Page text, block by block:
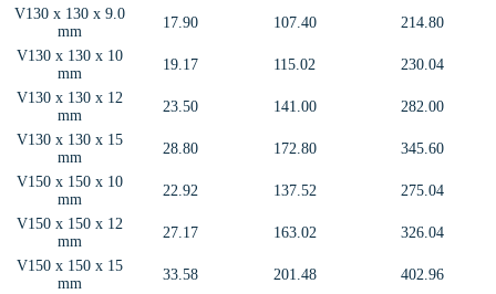
V130 x 130 x 9.0
mm
17.90 107.40
214.80
V130 x 130 x 10
mm
19.17 115.02
230.04
V130 x 130 x 12
mm
23.50 141.00
282.00
V130 x 130 x 15
mm
28.80 172.80
345.60
V150 x 150 x 10
mm
22.92 137.52
275.04
V150 x 150 x 12
mm
27.17 163.02
326.04
V150 x 150 x 15
mm
33.58 201.48
402.96